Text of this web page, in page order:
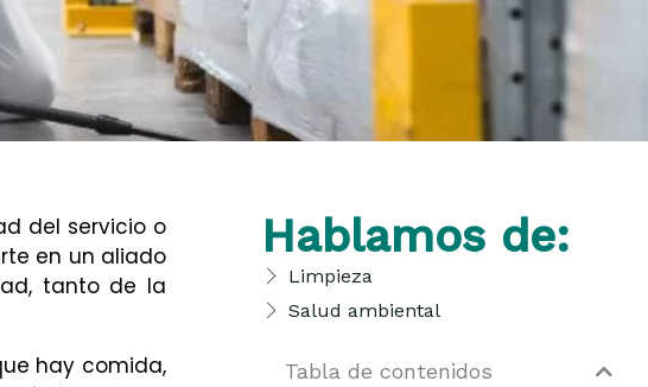
del servicio o
en un aliado
tanto de la
hay comida,
Hablamos de:
Limpieza
Salud ambiental
Tabla de contenidos